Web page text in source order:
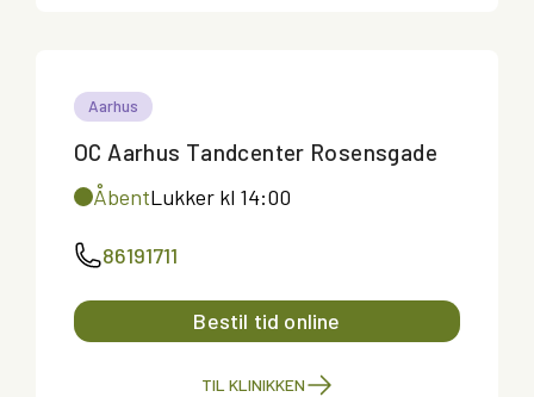
Aarhus
OC Aarhus Tandcenter Rosensgade
ÅbentLukker kl 14:00
86191711
Bestil tid online
TIL KLINIKKEN